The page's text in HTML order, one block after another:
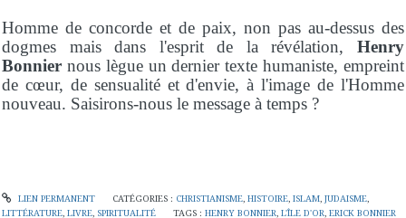
Homme de concorde et de paix, non pas au-dessus des
dogmes mais dans l'esprit de la révélation, Henry
Bonnier nous lègue un dernier texte humaniste, empreint
de cœur, de sensualité et d'envie, à l'image de l'Homme
nouveau. Saisirons-nous le message à temps ?
LIEN PERMANENT CATÉGORIES : CHRISTIANISME, HISTOIRE, ISLAM, JUDAISME,
LITTÉRATURE, LIVRE, SPIRITUALITÉ TAGS :HENRY BONNIER,L'ÎLE D'OR,ERICK BONNIER